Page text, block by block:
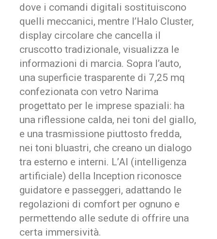
dove i comandi digitali sostituiscono
quelli meccanici, mentre l’Halo Cluster,
display circolare che cancella il
cruscotto tradizionale, visualizza le
informazioni di marcia. Sopra l’auto,
una superficie trasparente di 7,25 mq
confezionata con vetro Narima
progettato per le imprese spaziali: ha
una riflessione calda, nei toni del giallo,
e una trasmissione piuttosto fredda,
nei toni bluastri, che creano un dialogo
tra esterno e interni. L’AI (intelligenza
artificiale) della Inception riconosce
guidatore e passeggeri, adattando le
regolazioni di comfort per ognuno e
permettendo alle sedute di offrire una
certa immersività.